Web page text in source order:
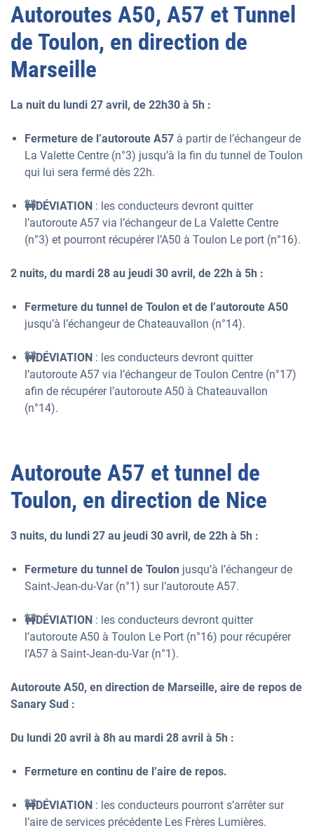
Autoroutes A50, A57 et Tunnel
de Toulon, en direction de
Marseille
La nuit du lundi 27 avril, de 22h30 à 5h :
Fermeture de l’autoroute A57 à partir de l’échangeur de
La Valette Centre (n°3) jusqu’à la fin du tunnel de Toulon
qui lui sera fermé dès 22h.
🚧DÉVIATION : les conducteurs devront quitter
l’autoroute A57 via l’échangeur de La Valette Centre
(n°3) et pourront récupérer l’A50 à Toulon Le port (n°16).
2 nuits, du mardi 28 au jeudi 30 avril, de 22h à 5h :
Fermeture du tunnel de Toulon et de l’autoroute A50
jusqu’à l’échangeur de Chateauvallon (n°14).
🚧DÉVIATION : les conducteurs devront quitter
l’autoroute A57 via l’échangeur de Toulon Centre (n°17)
afin de récupérer l’autoroute A50 à Chateauvallon
(n°14).
Autoroute A57 et tunnel de
Toulon, en direction de Nice
3 nuits, du lundi 27 au jeudi 30 avril, de 22h à 5h :
Fermeture du tunnel de Toulon jusqu’à l’échangeur de
Saint-Jean-du-Var (n°1) sur l’autoroute A57.
🚧DÉVIATION : les conducteurs devront quitter
l’autoroute A50 à Toulon Le Port (n°16) pour récupérer
l’A57 à Saint-Jean-du-Var (n°1).
Autoroute A50, en direction de Marseille, aire de repos de
Sanary Sud :
Du lundi 20 avril à 8h au mardi 28 avril à 5h :
Fermeture en continu de l’aire de repos.
🚧DÉVIATION : les conducteurs pourront s’arrêter sur
l’aire de services précédente Les Frères Lumières.